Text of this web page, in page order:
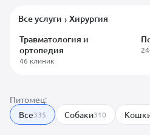
Все услуги › Хирургия
Травматология и
ортопедия
46 клиник
Питомец:
Все335 Собаки310